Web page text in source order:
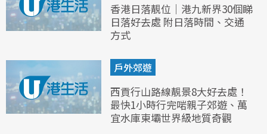
香港日落靚位｜港九新界30個睇
日落好去處 附日落時間、交通
方式
戶外郊遊
西貢行山路線靚景8大好去處！
最快1小時行完啱親子郊遊、萬
宜水庫東壩世界級地質奇觀